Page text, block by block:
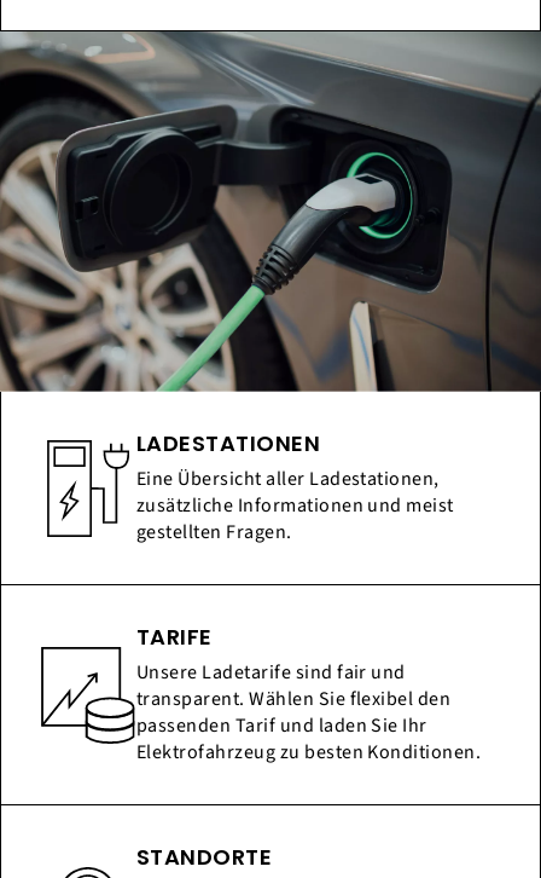
LADESTATIONEN
Eine Übersicht aller Ladestationen,
zusätzliche Informationen und meist
gestellten Fragen.
TARIFE
Unsere Ladetarife sind fair und
transparent. Wählen Sie flexibel den
passenden Tarif und laden Sie Ihr
Elektrofahrzeug zu besten Konditionen.
STANDORTE